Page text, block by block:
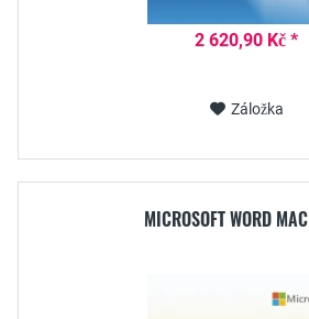
2 620,90 Kč *
Záložka
MICROSOFT WORD